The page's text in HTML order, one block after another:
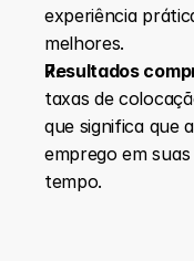
experiência
melhores.
Resultados
taxas de
que significa que
emprego em
tempo.